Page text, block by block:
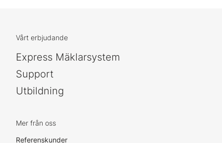
Vårt erbjudande
Express Mäklarsystem
Support
Utbildning
Mer från oss
Referenskunder